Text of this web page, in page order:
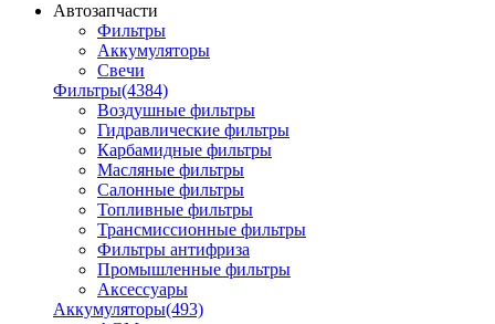
Автозапчасти
Фильтры
Аккумуляторы
Свечи
Фильтры(4384)
Воздушные фильтры
Гидравлические фильтры
Карбамидные фильтры
Масляные фильтры
Салонные фильтры
Топливные фильтры
Трансмиссионные фильтры
Фильтры антифриза
Промышленные фильтры
Аксессуары
Аккумуляторы(493)